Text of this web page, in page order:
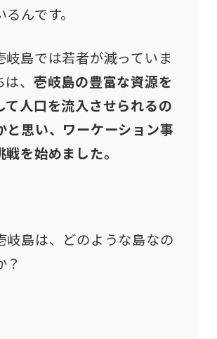
んです。
岐島では若者が減っていま
、 壱岐島の豊富な資源を
て人口を流入させられるの
と思い、ワーケーション事
を始めました。
岐島は、どのような島なの
？